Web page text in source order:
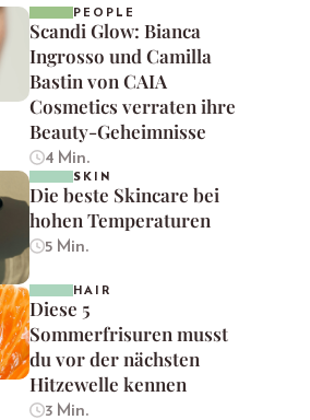
PEOPLE
Scandi Glow: Bianca
Ingrosso und Camilla
Bastin von CAIA
Cosmetics verraten ihre
Beauty-Geheimnisse
4 Min.
SKIN
Die beste Skincare bei
hohen Temperaturen
5 Min.
HAIR
Diese 5
Sommerfrisuren musst
du vor der nächsten
Hitzewelle kennen
3 Min.